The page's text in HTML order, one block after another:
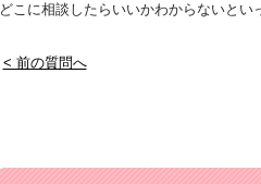
どこに相談したらいいかわからないと
< 前の質問へ